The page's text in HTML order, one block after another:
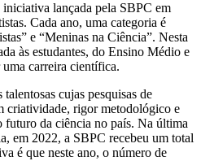
lançada pela SBPC em
Cada ano, uma categoria é
e “Meninas na Ciência”. Nesta
às estudantes, do Ensino Médio e
carreira científica.
cujas pesquisas de
criatividade, rigor metodológico e
da ciência no país. Na última
em 2022, a SBPC recebeu um total
é que neste ano, o número de